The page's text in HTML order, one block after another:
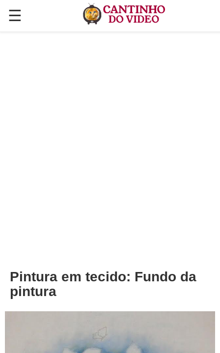
☰
✕
Pintura em tecido: Fundo da
pintura